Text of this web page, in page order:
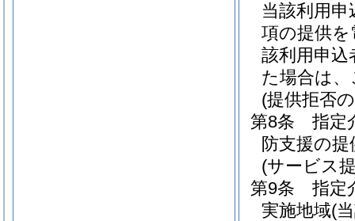
当該利用
項の提供
該利用申
た場合は
(提供拒否
第8条
指定
防支援の
(サービス
第9条
指定
実施地域(